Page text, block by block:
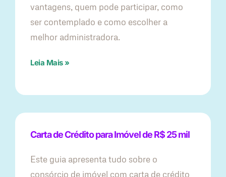
vantagens, quem pode participar, como
ser contemplado e como escolher a
melhor administradora.
Leia Mais »
Carta de Crédito para Imóvel de R$ 25 mil
Este guia apresenta tudo sobre o
consórcio de imóvel com carta de crédito